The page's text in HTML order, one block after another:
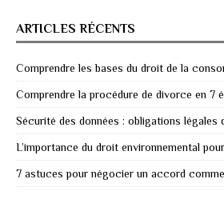
ARTICLES RÉCENTS
Comprendre les bases du droit de la
Comprendre la procédure de divorce en 7
Sécurité des données : obligations légales
L’importance du droit environnemental
7 astuces pour négocier un accord